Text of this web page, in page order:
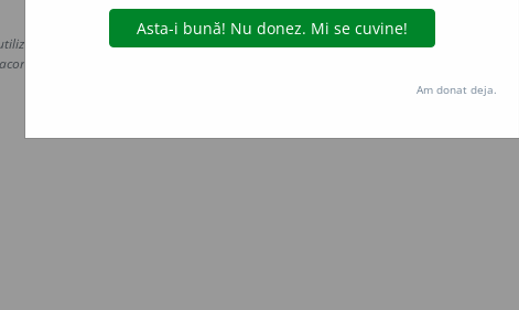
Copyright © 2004-2026 dexonline (https://dexonline.ro)
datelor de pe acest site, inclusiv prin orice metode de extragere automată
nostru prealabil scris, cu excepția seturilor de date oferite oficial spre utilizare
Hosterion
Am donat deja.